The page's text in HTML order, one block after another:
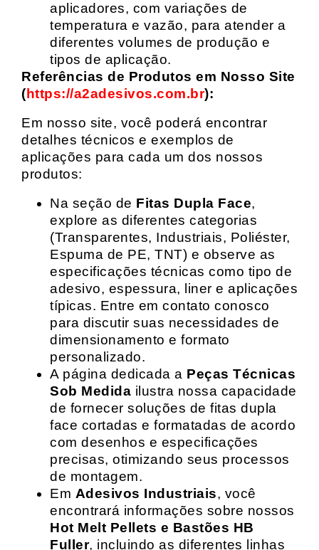
aplicadores, com variações de
temperatura e vazão, para atender a
diferentes volumes de produção e
tipos de aplicação.
Referências de Produtos em Nosso Site
(https://a2adesivos.com.br):
Em nosso site, você poderá encontrar
detalhes técnicos e exemplos de
aplicações para cada um dos nossos
produtos:
Na seção de Fitas Dupla Face,
explore as diferentes categorias
(Transparentes, Industriais, Poliéster,
Espuma de PE, TNT) e observe as
especificações técnicas como tipo de
adesivo, espessura, liner e aplicações
típicas. Entre em contato conosco
para discutir suas necessidades de
dimensionamento e formato
personalizado.
A página dedicada a Peças Técnicas
Sob Medida ilustra nossa capacidade
de fornecer soluções de fitas dupla
face cortadas e formatadas de acordo
com desenhos e especificações
precisas, otimizando seus processos
de montagem.
Em Adesivos Industriais, você
encontrará informações sobre nossos
Hot Melt Pellets e Bastões HB
Fuller, incluindo as diferentes linhas